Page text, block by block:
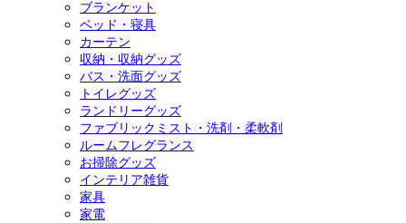
ブランケット
ベッド・寝具
カーテン
収納・収納グッズ
バス・洗面グッズ
トイレグッズ
ランドリーグッズ
ファブリックミスト・洗剤・柔軟剤
ルームフレグランス
お掃除グッズ
インテリア雑貨
家具
家電